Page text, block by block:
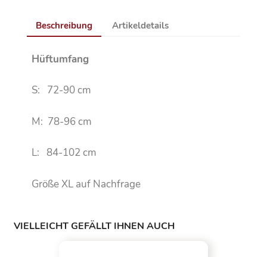
Beschreibung Artikeldetails
Hüftumfang
S: 72-90 cm
M: 78-96 cm
L: 84-102 cm
Größe XL auf Nachfrage
VIELLEICHT GEFÄLLT IHNEN AUCH